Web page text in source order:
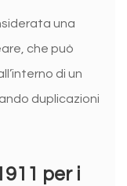
una
che può
di un
duplicazioni
per i